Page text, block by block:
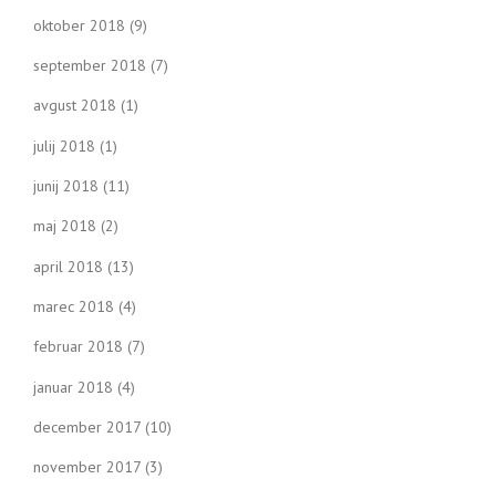
oktober 2018 (9)
september 2018 (7)
avgust 2018 (1)
julij 2018 (1)
junij 2018 (11)
maj 2018 (2)
april 2018 (13)
marec 2018 (4)
februar 2018 (7)
januar 2018 (4)
december 2017 (10)
november 2017 (3)